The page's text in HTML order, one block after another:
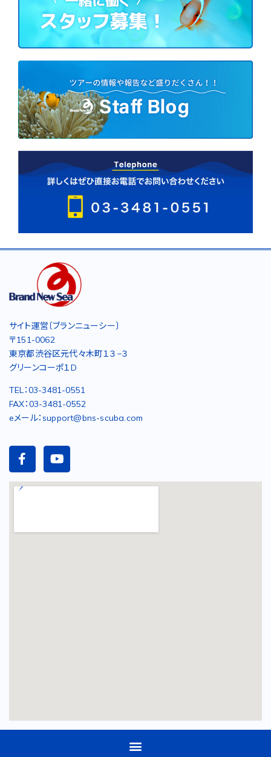
サイト運営〔ブランニューシー〕
〒151-0062
東京都渋谷区元代々木町１３−３
グリーンコーポ１D
TEL：03-3481-0551
FAX：03-3481-0552
eメール：support@bns-scuba.com